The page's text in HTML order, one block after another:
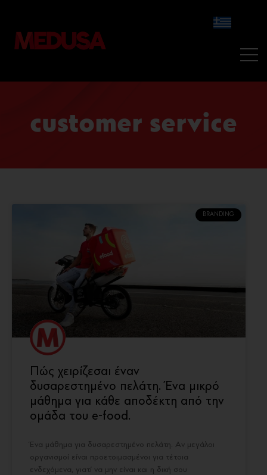
customer service
BRANDING
Πώς χειρίζεσαι έναν
δυσαρεστημένο πελάτη. Ένα μικρό
μάθημα για κάθε αποδέκτη από την
ομάδα του e-food.
Ένα μάθημα για δυσαρεστημένο πελάτη. Αν μεγάλοι
οργανισμοί είναι προετοιμασμένοι για τέτοια
ενδεχόμενα, γιατί να μην είναι και η δική σου